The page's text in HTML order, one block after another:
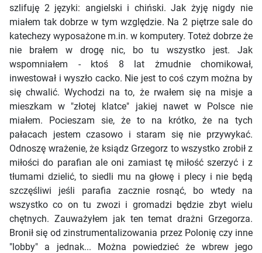
szlifuję 2 języki: angielski i chiński. Jak żyję nigdy nie
miałem tak dobrze w tym względzie. Na 2 piętrze sale do
katechezy wyposażone m.in. w komputery. Toteż dobrze że
nie brałem w drogę nic, bo tu wszystko jest. Jak
wspomniałem - ktoś 8 lat żmudnie chomikował,
inwestował i wyszło cacko. Nie jest to coś czym można by
się chwalić. Wychodzi na to, że rwałem się na misje a
mieszkam w "złotej klatce" jakiej nawet w Polsce nie
miałem. Pocieszam sie, że to na krótko, że na tych
pałacach jestem czasowo i staram się nie przywykać.
Odnoszę wrażenie, że ksiądz Grzegorz to wszystko zrobił z
miłości do parafian ale oni zamiast tę miłość szerzyć i z
tłumami dzielić, to siedli mu na głowę i plecy i nie będą
szczęśliwi jeśli parafia zacznie rosnąć, bo wtedy na
wszystko co on tu zwozi i gromadzi będzie zbyt wielu
chętnych. Zauważyłem jak ten temat drażni Grzegorza.
Bronił się od zinstrumentalizowania przez Polonię czy inne
"lobby" a jednak... Można powiedzieć że wbrew jego